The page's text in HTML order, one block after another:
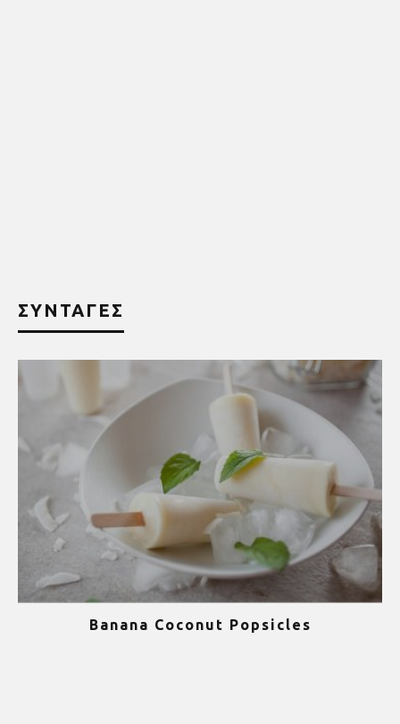
ΣΥΝΤΑΓΕΣ
Banana Coconut Popsicles